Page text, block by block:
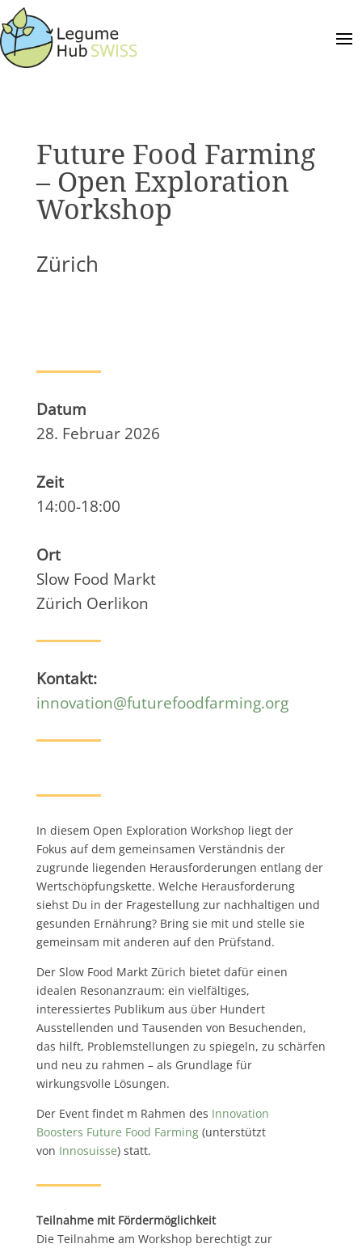
Future Food Farming
– Open Exploration
Workshop
Zürich
Datum
28. Februar 2026
Zeit
14:00-18:00
Ort
Slow Food Markt
Zürich Oerlikon
Kontakt:
innovation@futurefoodfarming.org
In diesem Open Exploration Workshop liegt der
Fokus auf dem gemeinsamen Verständnis der
zugrunde liegenden Herausforderungen entlang der
Wertschöpfungskette. Welche Herausforderung
siehst Du in der Fragestellung zur nachhaltigen und
gesunden Ernährung? Bring sie mit und stelle sie
gemeinsam mit anderen auf den Prüfstand.
Der Slow Food Markt Zürich bietet dafür einen
idealen Resonanzraum: ein vielfältiges,
interessiertes Publikum aus über Hundert
Ausstellenden und Tausenden von Besuchenden,
das hilft, Problemstellungen zu spiegeln, zu schärfen
und neu zu rahmen – als Grundlage für
wirkungsvolle Lösungen.
Der Event findet m Rahmen des Innovation
Boosters Future Food Farming (unterstützt
von Innosuisse) statt.
Teilnahme mit Fördermöglichkeit
Die Teilnahme am Workshop berechtigt zur